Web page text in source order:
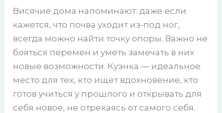
Висячие дома напоминают: даже если
кажется, что почва уходит из-под ног,
всегда можно найти точку опоры. Важно не
бояться перемен и уметь замечать в них
новые возможности. Куэнка — идеальное
место для тех, кто ищет вдохновение, кто
готов учиться у прошлого и открывать для
себя новое, не отрекаясь от самого себя.